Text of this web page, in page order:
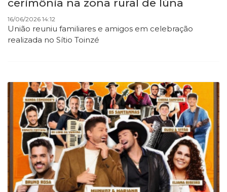
cerimônia na zona rural de Iúna
16/06/2026 14:12
União reuniu familiares e amigos em celebração
realizada no Sítio Toinzé